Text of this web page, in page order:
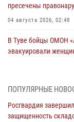
пресечены
04 августа 2026, 02:48
В Туве бойцы ОМОН
эвакуировали
Росгвардия
31 июля 2026, 03:49
ПОПУЛЯРНЫЕ
Росгвардия
защищенность